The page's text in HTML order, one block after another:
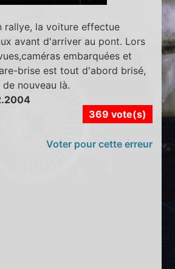
rallye, la voiture effectue
avant d'arriver au pont. Lors
embarquées et
brise est tout d'abord brisé,
nouveau là.
369 vote(s)
Voter pour cette erreur